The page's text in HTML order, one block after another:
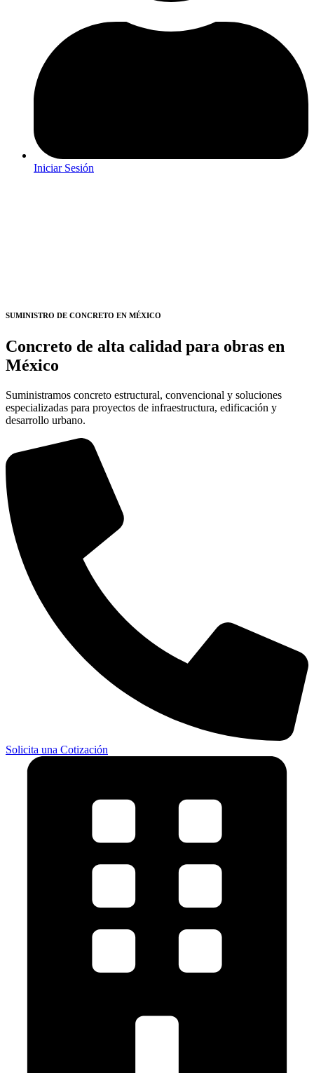
Iniciar Sesión
SUMINISTRO DE CONCRETO EN MÉXICO
Concreto de alta calidad para obras en
México
Suministramos concreto estructural, convencional y soluciones
especializadas para proyectos de infraestructura, edificación y
desarrollo urbano.
Solicita una Cotización